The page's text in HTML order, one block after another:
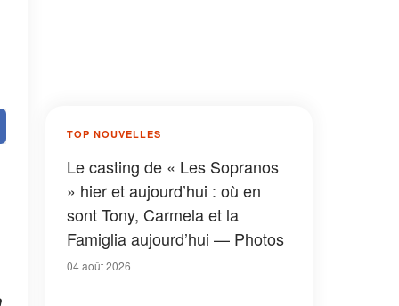
TOP NOUVELLES
Le casting de « Les Sopranos
» hier et aujourd’hui : où en
sont Tony, Carmela et la
Famiglia aujourd’hui — Photos
04 août 2026